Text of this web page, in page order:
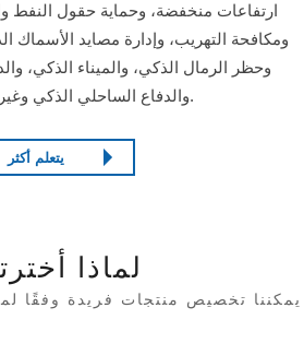
ارتفاعات منخفضة، وحماية حقول النفط
ومكافحة التهريب، وإدارة مصايد الأسماك
وحظر الرمال الذكي، والميناء الذكي،
والدفاع الساحلي الذكي وغيرها. مجالات.
يتعلم أكثر
لماذا
يمكننا تخصيص منتجات فريدة وفقًا